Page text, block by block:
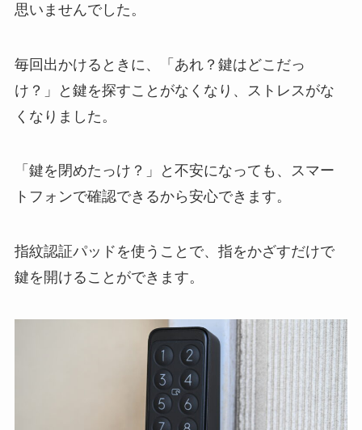
思いませんでした。
毎回出かけるときに、「あれ？鍵はどこだっ
け？」と鍵を探すことがなくなり、ストレスがな
くなりました。
「鍵を閉めたっけ？」と不安になっても、スマー
トフォンで確認できるから安心できます。
指紋認証パッドを使うことで、指をかざすだけで
鍵を開けることができます。